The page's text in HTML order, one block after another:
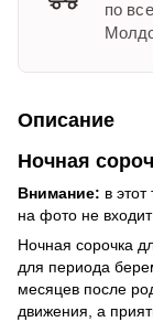
по
Описание
Ночная
Внимание: в
на фото не входит
Ночная сорочка
для периода
месяцев после
движения, а